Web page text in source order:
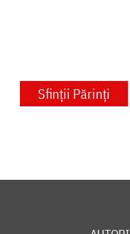
Sfinții Părinți